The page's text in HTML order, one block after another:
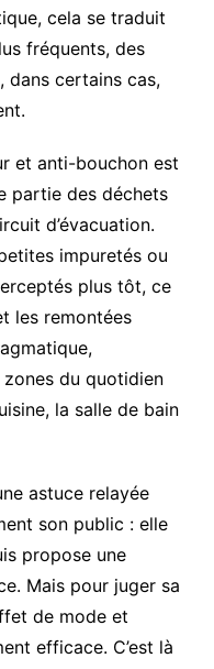
cela se traduit
fréquents, des
dans certains cas,
et anti-bouchon est
partie des déchets
d’évacuation.
impuretés ou
plus tôt, ce
les remontées
du quotidien
la salle de bain
astuce relayée
son public : elle
propose une
Mais pour juger sa
de mode et
efficace. C’est là